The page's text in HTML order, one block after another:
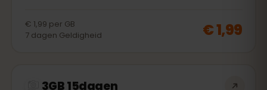
€ 1,99 per GB
7 dagen Geldigheid € 1,99
3GB 15dagen